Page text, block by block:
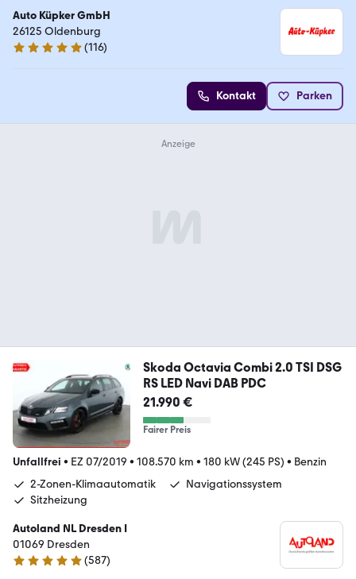
Auto Küpker GmbH
26125 Oldenburg
5 Sterne
(116)
Kontakt Parken
Skoda Octavia Combi 2.0 TSI DSG
RS LED Navi DAB PDC
21.990 €
Fairer Preis
Unfallfrei • EZ 07/2019 • 108.570 km • 180 kW (245 PS) • Benzin
2-Zonen-Klimaautomatik
Navigationssystem
Sitzheizung
Autoland NL Dresden I
01069 Dresden
4.8 Sterne
(587)